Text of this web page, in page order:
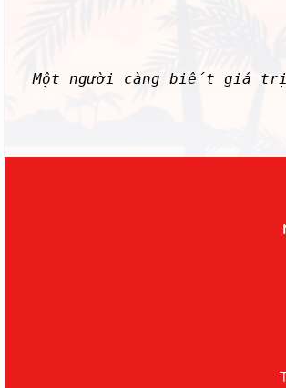
Một người càng biết giá